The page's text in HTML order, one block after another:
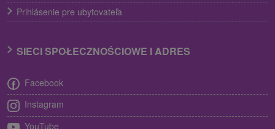
Prihlásenie pre ubytovateľa
SIECI SPOŁECZNOŚCIOWE I ADRES
Facebook
Instagram
YouTube